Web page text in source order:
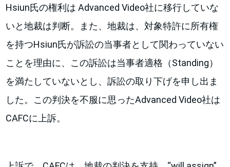
Hsiun氏の権利は Advanced Video社に移行していな
いと地裁は判断。また、地裁は、対象特許に所有権
を持つHsiun氏が訴訟の当事者として関わっていない
ことを理由に、この訴訟は当事者適格（Standing）
を満たしていないとし、訴訟の取り下げを申し出ま
した。この判決を不服に思ったAdvanced Video社は
CAFCに上訴。